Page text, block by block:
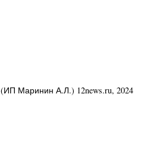
(ИП Маринин А.Л.) 12news.ru, 2024